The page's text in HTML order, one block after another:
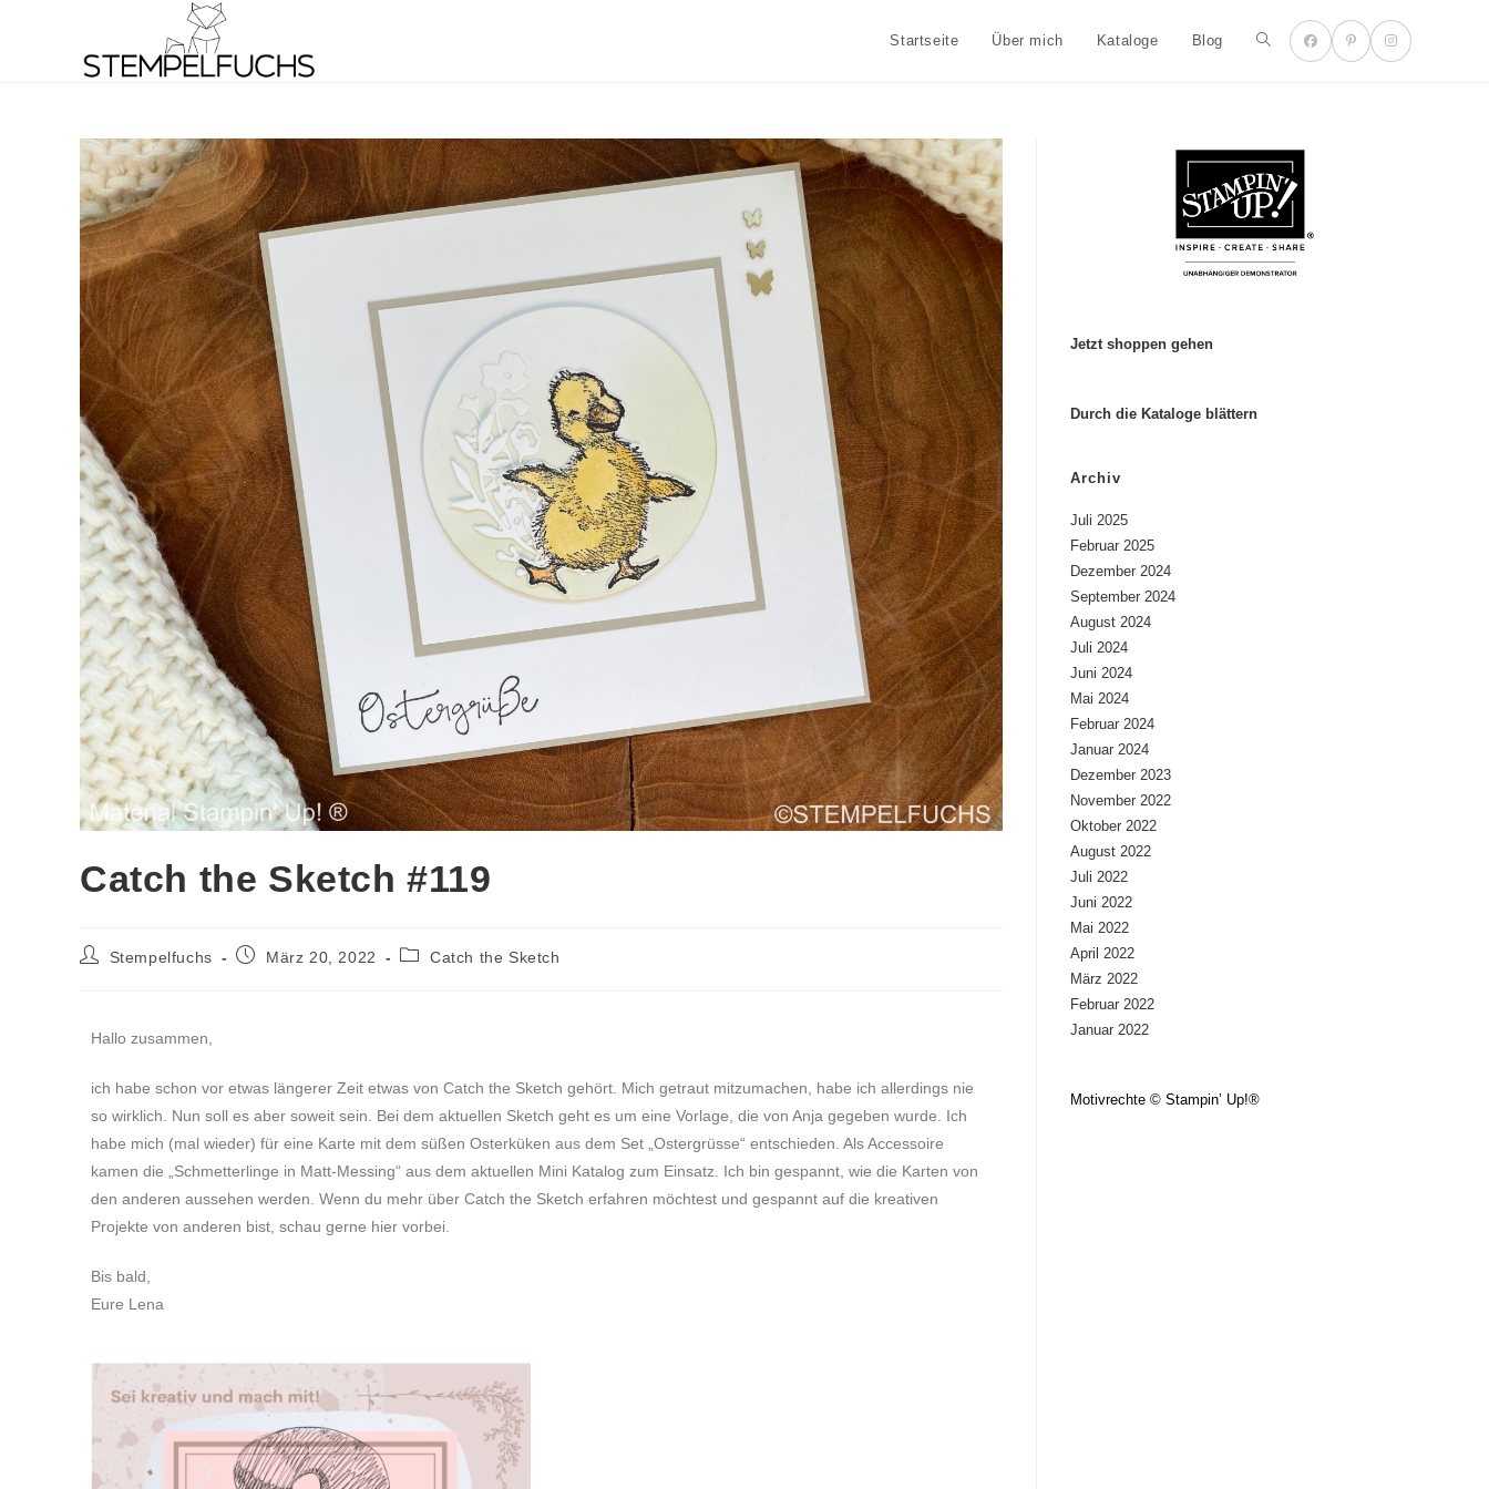
Startseite Über mich Kataloge Blog
Catch the Sketch #119
Stempelfuchs März 20, 2022 Catch the Sketch
Hallo zusammen,
ich habe schon vor etwas längerer Zeit etwas von Catch the Sketch gehört. Mich getraut mitzumachen, habe ich allerdings nie
so wirklich. Nun soll es aber soweit sein. Bei dem aktuellen Sketch geht es um eine Vorlage, die von Anja gegeben wurde. Ich
habe mich (mal wieder) für eine Karte mit dem süßen Osterküken aus dem Set „Ostergrüsse“ entschieden. Als Accessoire
kamen die „Schmetterlinge in Matt-Messing“ aus dem aktuellen Mini Katalog zum Einsatz. Ich bin gespannt, wie die Karten von
den anderen aussehen werden. Wenn du mehr über Catch the Sketch erfahren möchtest und gespannt auf die kreativen
Projekte von anderen bist, schau gerne hier vorbei.
Bis bald,
Eure Lena
Jetzt shoppen gehen
Durch die Kataloge blättern
Archiv
Juli 2025
Februar 2025
Dezember 2024
September 2024
August 2024
Juli 2024
Juni 2024
Mai 2024
Februar 2024
Januar 2024
Dezember 2023
November 2022
Oktober 2022
August 2022
Juli 2022
Juni 2022
Mai 2022
April 2022
März 2022
Februar 2022
Januar 2022
Motivrechte © Stampin’ Up!®